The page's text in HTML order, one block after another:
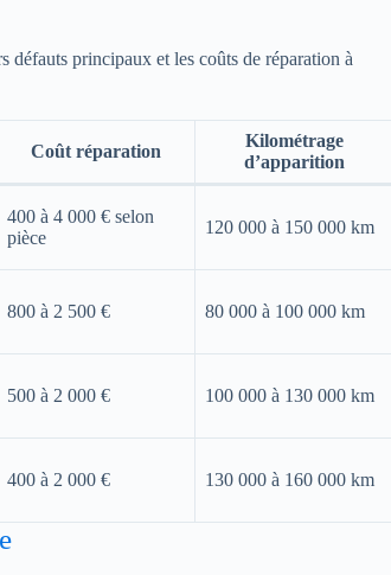
défauts principaux et les coûts de réparation à
Coût réparation
Kilométrage
d’apparition
400 à 4 000 € selon
pièce
120 000 à 150 000 km
800 à 2 500 € 80 000 à 100 000 km
500 à 2 000 € 100 000 à 130 000 km
400 à 2 000 € 130 000 à 160 000 km